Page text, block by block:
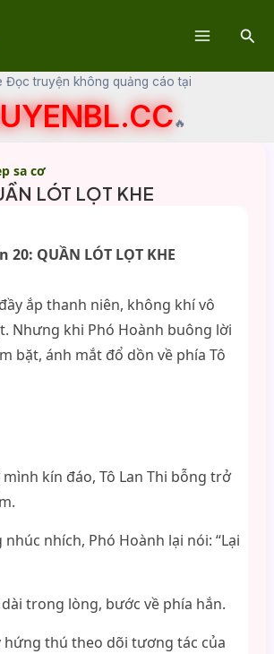
Đọc truyện không quảng cáo tại
🔥
sa cơ
LÓT LỌT KHE
20: QUẦN LÓT LỌT KHE
ắp thanh niên, không khí vô
Nhưng khi Phó Hoành buông lời
bặt, ánh mắt đổ dồn về phía Tô
kín đáo, Tô Lan Thi bỗng trở
nhích, Phó Hoành lại nói: “Lại
trong lòng, bước về phía hắn.
hứng thú theo dõi tương tác của